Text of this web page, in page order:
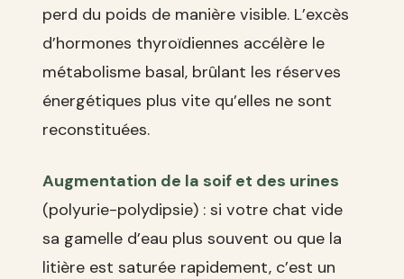
perd du poids de manière visible. L’excès
d’hormones thyroïdiennes accélère le
métabolisme basal, brûlant les réserves
énergétiques plus vite qu’elles ne sont
reconstituées.
Augmentation de la soif et des urines
(polyurie-polydipsie) : si votre chat vide
sa gamelle d’eau plus souvent ou que la
litière est saturée rapidement, c’est un